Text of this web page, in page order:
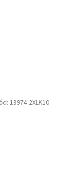
13974-2XLK10